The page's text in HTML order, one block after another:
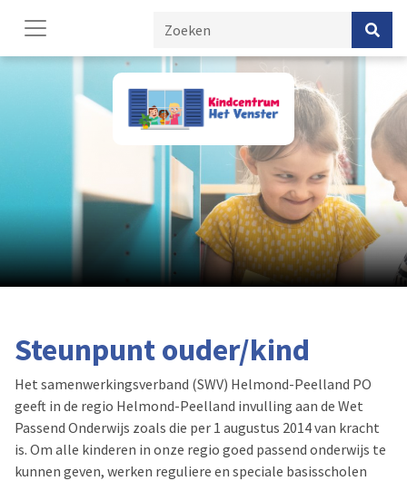
Steunpunt ouder/kind
Het samenwerkingsverband (SWV) Helmond-Peelland PO
geeft in de regio Helmond-Peelland invulling aan de Wet
Passend Onderwijs zoals die per 1 augustus 2014 van kracht
is. Om alle kinderen in onze regio goed passend onderwijs te
kunnen geven, werken reguliere en speciale basisscholen